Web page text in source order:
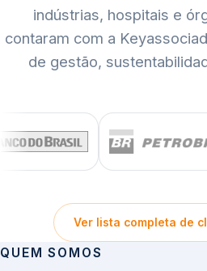
indústrias, hospitais e
contaram com a
de gestão,
Ver lista completa de
QUEM SOMOS